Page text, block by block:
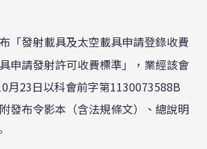
「發射載具及太空載具申請登錄收費
申請發射許可收費標準」，業經該會
月23日以科會前字第1130073588B
發布令影本（含法規條文）、總說明